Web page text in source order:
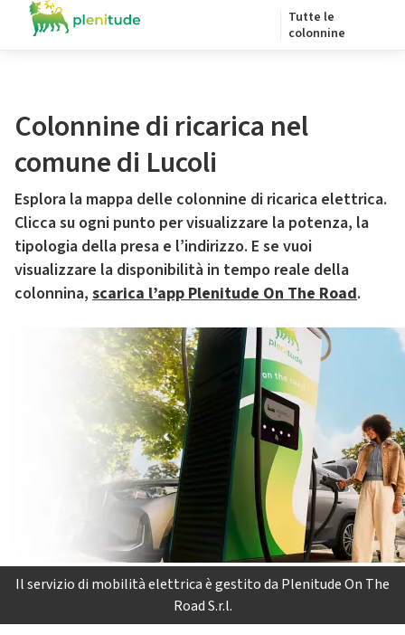
Tutte le
colonnine
Colonnine di ricarica nel
comune di Lucoli
Esplora la mappa delle colonnine di ricarica elettrica.
Clicca su ogni punto per visualizzare la potenza, la
tipologia della presa e l’indirizzo. E se vuoi
visualizzare la disponibilità in tempo reale della
colonnina, scarica l’app Plenitude On The Road.
Il servizio di mobilità elettrica è gestito da Plenitude On The
Road S.r.l.